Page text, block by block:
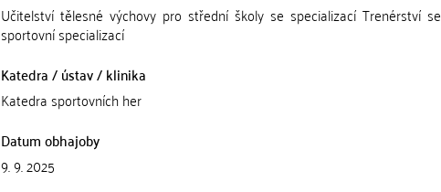
Učitelství tělesné výchovy pro střední školy se specializací Trenérství se
sportovní specializací
Katedra / ústav / klinika
Katedra sportovních her
Datum obhajoby
9. 9. 2025